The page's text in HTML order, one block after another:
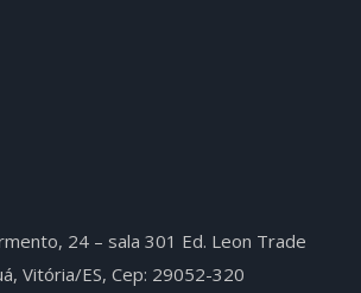
24 – sala 301 Ed. Leon Trade
Vitória/ES, Cep: 29052-320